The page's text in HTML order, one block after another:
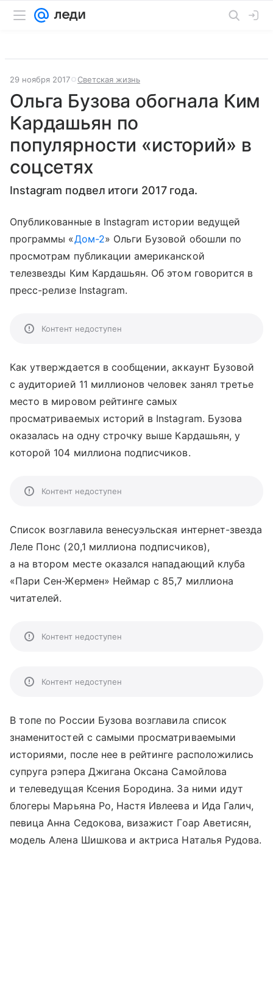
29 ноября 2017 Светская жизнь
Ольга Бузова обогнала Ким
Кардашьян по
популярности «историй» в
соцсетях
Instagram подвел итоги 2017 года.
Опубликованные в Instagram истории ведущей
программы «Дом-2» Ольги Бузовой обошли по
просмотрам публикации американской
телезвезды Ким Кардашьян. Об этом говорится в
пресс-релизе Instagram.
Контент недоступен
Как утверждается в сообщении, аккаунт Бузовой
с аудиторией 11 миллионов человек занял третье
место в мировом рейтинге самых
просматриваемых историй в Instagram. Бузова
оказалась на одну строчку выше Кардашьян, у
которой 104 миллиона подписчиков.
Контент недоступен
Список возглавила венесуэльская интернет-звезда
Леле Понс (20,1 миллиона подписчиков),
а на втором месте оказался нападающий клуба
«Пари Сен-Жермен» Неймар с 85,7 миллиона
читателей.
Контент недоступен
Контент недоступен
В топе по России Бузова возглавила список
знаменитостей с самыми просматриваемыми
историями, после нее в рейтинге расположились
супруга рэпера Джигана Оксана Самойлова
и телеведущая Ксения Бородина. За ними идут
блогеры Марьяна Ро, Настя Ивлеева и Ида Галич,
певица Анна Седокова, визажист Гоар Аветисян,
модель Алена Шишкова и актриса Наталья Рудова.